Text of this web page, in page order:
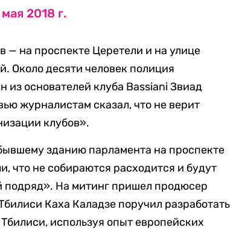
мая 2018 г.
— на проспекте Церетели и на улице
Около десяти человек полиция
из основателей клуба Bassiani Звиад
журналистам сказал, что не верит
клубов».
зданию парламента на проспекте
что не собираются расходится и будут
подряд». На митинг пришел продюсер
Каха Каладзе поручил разработать
используя опыт европейских